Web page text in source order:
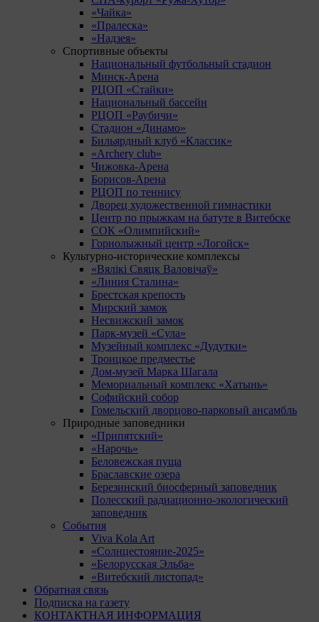
«Чайка»
«Пралеска»
«Надзея»
Спортивные объекты
Национальный футбольный стадион
Минск-Арена
РЦОП «Стайки»
Национальный бассейн
РЦОП «Раубичи»
Стадион «Динамо»
Бильярдный клуб «Классик»
«Archery club»
Чижовка-Арена
Борисов-Арена
РЦОП по теннису
Дворец художественной гимнастики
Центр по прыжкам на батуте в Витебске
СОК «Олимпийский»
Горнолыжный центр «Логойск»
Культурно-исторические комплексы
«Вялікі Свяцк Валовічаў»
«Линия Сталина»
Брестская крепость
Мирский замок
Несвижский замок
Парк-музей «Сула»
Музейный комплекс «Дудутки»
Троицкое предместье
Дом-музей Марка Шагала
Мемориальный комплекс «Хатынь»
Софийский собор
Гомельский дворцово-парковый ансамбль
Природные заповедники
«Припятский»
«Нарочь»
Беловежская пуща
Браславские озера
Березинский биосферный заповедник
Полесский радиационно-экологический
заповедник
События
Viva Kola Art
«Солнцестояние-2025»
«Белорусская Эльба»
«Витебский листопад»
Обратная связь
Подписка на газету
КОНТАКТНАЯ ИНФОРМАЦИЯ